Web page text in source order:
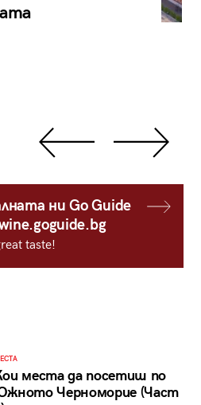
ни Go Guide
taste!
места да посетиш по
Черноморие (Част